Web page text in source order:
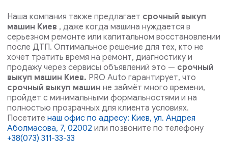
Наша компания также предлагает срочный выкуп
машин Киев , даже когда машина нуждается в
серьезном ремонте или капитальном восстановлении
после ДТП.Оптимальное решение для тех, кто не
хочет тратить время на ремонт, диагностику и
продажу через сервисы объявлений это — срочный
выкуп машин Киев. PRO Auto гарантирует, что
срочный выкуп машин не займёт много времени,
пройдет с минимальными формальностями и на
полностью прозрачных для клиента условиях.
Посетитенаш офис по адресу: Киев, ул. Андрея
Аболмасова, 7, 02002 или позвоните по телефону
+38(073) 311-33-33